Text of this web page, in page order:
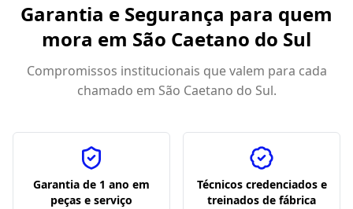
Garantia e Segurança para quem
mora em São Caetano do Sul
Compromissos institucionais que valem para cada
chamado em São Caetano do Sul.
Garantia de 1 ano em
peças e serviço
Técnicos credenciados e
treinados de fábrica